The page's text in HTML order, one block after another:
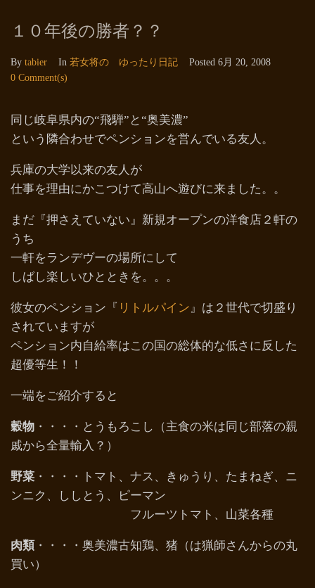
１０年後の勝者？？
By tabier In 若女将の ゆったり日記 Posted 6月 20, 2008
0 Comment(s)
同じ岐阜県内の“飛騨”と“奥美濃”
という隣合わせでペンションを営んでいる友人。
兵庫の大学以来の友人が
仕事を理由にかこつけて高山へ遊びに来ました。。
まだ『押さえていない』新規オープンの洋食店２軒の
うち
一軒をランデヴーの場所にして
しばし楽しいひとときを。。。
彼女のペンション『 リトルパイン』は２世代で切盛り
されていますが
ペンション内自給率はこの国の総体的な低さに反した
超優等生！！
一端をご紹介すると
穀物 ・・・・とうもろこし（主食の米は同じ部落の親
戚から全量輸入？）
野菜 ・・・・トマト、ナス、きゅうり、たまねぎ、ニ
ンニク、ししとう、ピーマン
フルーツトマト、山菜各種
肉類・・・・奥美濃古知鶏、猪（は猟師さんからの丸
買い）